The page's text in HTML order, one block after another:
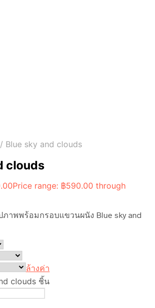
/ Blue sky and clouds
clouds
Price range: ฿590.00 through
ภาพพร้อมกรอบแขวนผนัง Blue sky and
ล้างค่า
clouds ชิ้น